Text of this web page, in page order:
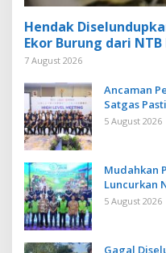
Hendak
Ekor Burung dari
7 August 2026
Ancaman
Satgas
5 August 2026
Mudahkan
Luncurkan
Menabung
5 August 2026
Gagal